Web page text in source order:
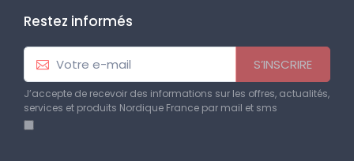
Restez informés
S’INSCRIRE
J’accepte de recevoir des informations sur les offres, actualités,
services et produits Nordique France par mail et sms